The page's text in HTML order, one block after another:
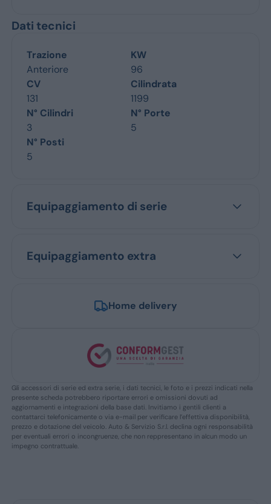
Dati tecnici
Trazione
Anteriore
KW
96
CV
131
Cilindrata
1199
N° Cilindri
3
N° Porte
5
N° Posti
5
Equipaggiamento di serie
Equipaggiamento extra
Home delivery
Gli accessori di serie ed extra serie, i dati tecnici, le foto e i prezzi indicati nella
presente scheda potrebbero riportare errori e omissioni dovuti ad
aggiornamenti e integrazioni della base dati. Invitiamo i gentili clienti a
contattarci telefonicamente o via e-mail per verificare l’effettiva disponibilità,
prezzo e dotazione del veicolo. Auto & Servizio S.r.l. declina ogni responsabilità
per eventuali errori o incongruenze, che non reppresentano in alcun modo un
impegno contrattuale.